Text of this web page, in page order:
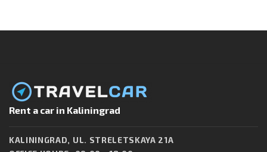
Rent a car in Kaliningrad
KALININGRAD, UL. STRELETSKAYA 21A